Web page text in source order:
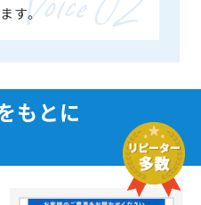
す。
もとに